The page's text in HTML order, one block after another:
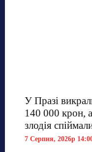
У Празі
140 000 крон,
злодія
7 Серпня, 2026р